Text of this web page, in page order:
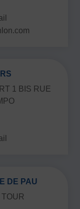
1 BIS RUE
DE PAU